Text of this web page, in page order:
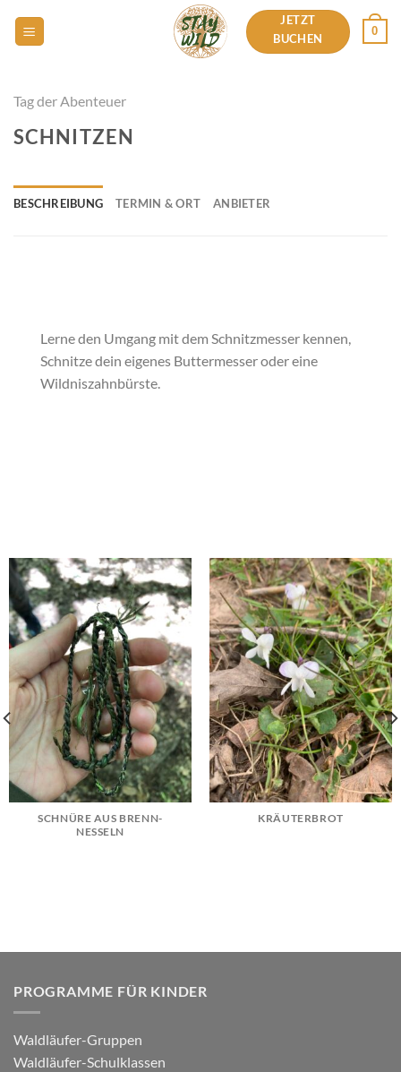
Inhalt
JETZT
BUCHEN
0
Tag der Abenteuer
SCHNITZEN
BESCHREIBUNG TERMIN & ORT ANBIETER
Lerne den Umgang mit dem Schnitzmesser kennen,
Schnitze dein eigenes Buttermesser oder eine
Wildniszahnbürste.
SCHNÜRE AUS BRENN-
NESSELN
KRÄUTERBROT
PROGRAMME FÜR KINDER
Waldläufer-Gruppen
Waldläufer-Schulklassen